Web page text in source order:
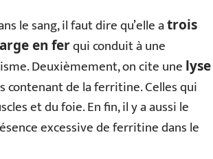
le sang, il faut dire qu’elle atrois
en ferqui conduit à une
Deuxièmement, on cite une lyse
contenant de la ferritine. Celles qui
et du foie. En fin, il y a aussi le
excessive de ferritine dans le